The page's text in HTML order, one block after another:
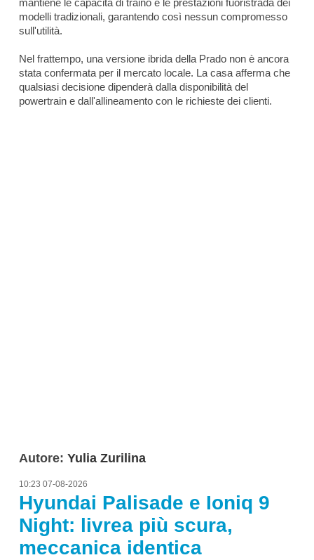
mantiene le capacità di traino e le prestazioni fuoristrada dei
modelli tradizionali, garantendo così nessun compromesso
sull'utilità.
Nel frattempo, una versione ibrida della Prado non è ancora
stata confermata per il mercato locale. La casa afferma che
qualsiasi decisione dipenderà dalla disponibilità del
powertrain e dall'allineamento con le richieste dei clienti.
Autore: Yulia Zurilina
10:23 07-08-2026
Hyundai Palisade e Ioniq 9
Night: livrea più scura,
meccanica identica